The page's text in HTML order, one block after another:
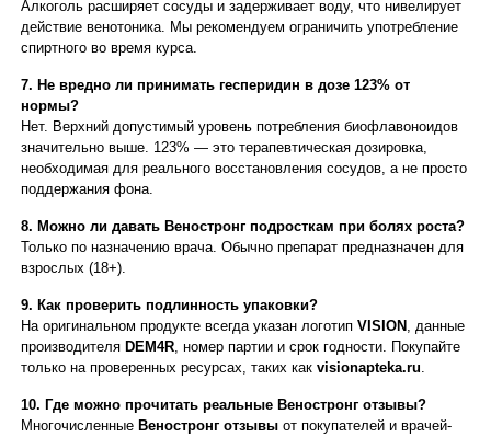
Алкоголь расширяет сосуды и задерживает воду, что нивелирует
действие венотоника. Мы рекомендуем ограничить употребление
спиртного во время курса.
7. Не вредно ли принимать гесперидин в дозе 123% от
нормы?
Нет. Верхний допустимый уровень потребления биофлавоноидов
значительно выше. 123% — это терапевтическая дозировка,
необходимая для реального восстановления сосудов, а не просто
поддержания фона.
8. Можно ли давать Веностронг подросткам при болях роста?
Только по назначению врача. Обычно препарат предназначен для
взрослых (18+).
9. Как проверить подлинность упаковки?
На оригинальном продукте всегда указан логотипVISION , данные
производителя DEM4R, номер партии и срок годности. Покупайте
только на проверенных ресурсах, таких какvisionapteka.ru.
10. Где можно прочитать реальные Веностронг отзывы?
Многочисленные Веностронг отзывы от покупателей и врачей-